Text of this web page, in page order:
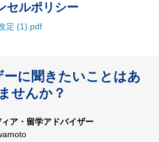
セルポリシー
定 (1).pdf
に聞きたいことはあ
せんか？
ア・留学アドバイザー